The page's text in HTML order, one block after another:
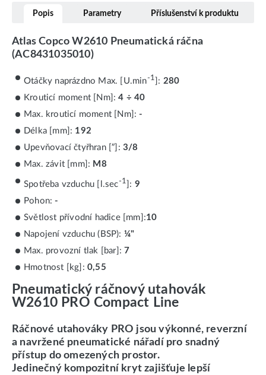
Popis Parametry Příslušenství k produktu
Atlas Copco W2610 Pneumatická ráčna
(AC8431035010)
Otáčky naprázdno Max. [U.min-1 ]: 280
Krouticí moment [Nm]:4 ÷ 40
Max. krouticí moment [Nm]:-
Délka [mm]: 192
Upevňovací čtyřhran [″]: 3/8
Max. závit [mm]: M8
Spotřeba vzduchu [l.sec-1 ]: 9
Pohon:-
Světlost přívodní hadice [mm]:10
Napojení vzduchu (BSP): ¼"
Max. provozní tlak [bar]: 7
Hmotnost [kg]: 0,55
Pneumatický ráčnový utahovák
W2610 PRO Compact Line
Ráčnové utahováky PRO jsou výkonné, reverzní
a navržené pneumatické nářadí pro snadný
přístup do omezených prostor.
Jedinečný kompozitní kryt zajišťuje lepší